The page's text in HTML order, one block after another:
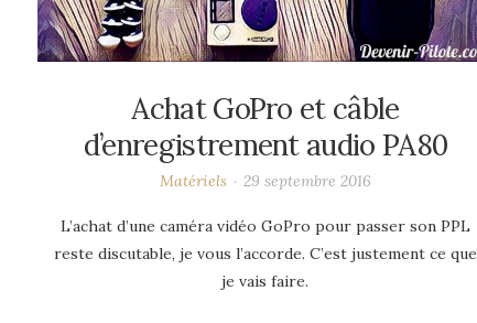
Achat GoPro et câble
d’enregistrement audio PA80
Matériels 29 septembre 2016
L’achat d’une caméra vidéo GoPro pour passer son PPL
reste discutable, je vous l’accorde. C’est justement ce que
je vais faire.